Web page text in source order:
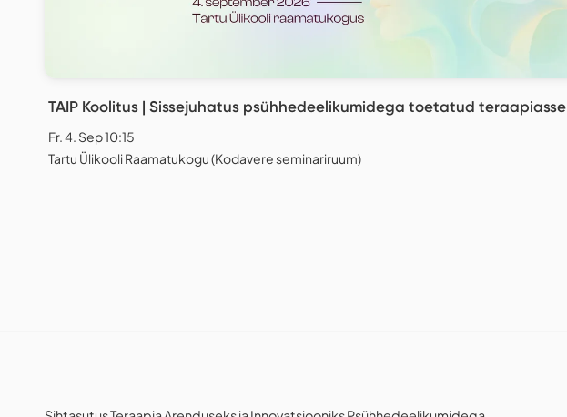
TAIP Koolitus | Sissejuhatus psühhedeelikumidega toetatud teraapiasse
Fr. 4. Sep 10:15
Tartu Ülikooli Raamatukogu (Kodavere seminariruum)